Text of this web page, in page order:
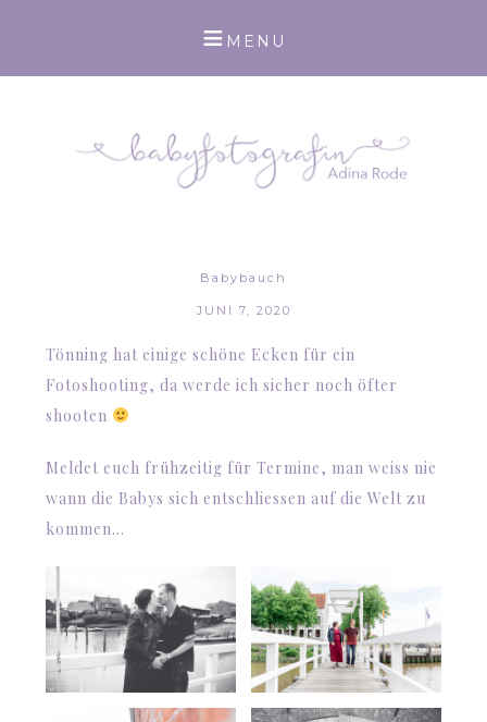
Babybauch
JUNI 7, 2020
Tönning hat einige schöne Ecken für ein
Fotoshooting, da werde ich sicher noch öfter
shooten
Meldet euch frühzeitig für Termine, man weiss nie
wann die Babys sich entschliessen auf die Welt zu
kommen…